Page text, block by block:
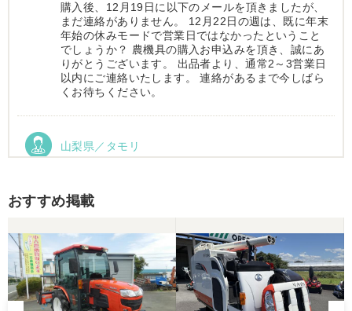
購入後、12月19日に以下のメールを頂きましたが、
まだ連絡がありません。 12月22日の週は、既に年末
年始の休みモードで営業日ではなかったということ
でしょうか？ 農機具の購入お申込みを頂き、誠にあ
りがとうございます。 出品者より、通常2～3営業日
以内にご連絡いたします。 連絡があるまで今しばら
くお待ちください。
山梨県／タモリ
だきます。ありがとうございました。
山梨県／伊藤明久
引き取りに行くまでに 時間が掛かってしまって
待っていて頂き有り難うございました。
おすすめ掲載